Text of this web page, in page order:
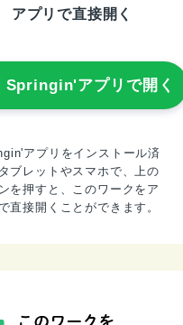
アプリで直接開く
Springin'アプリで開く
アプリをインストール済
ブレットやスマホで、上の
を押すと、このワークをア
直接開くことができます。